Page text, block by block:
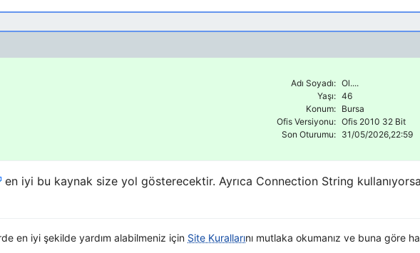
Adı Soyadı: Ol....
Yaşı: 46
Konum: Bursa
Ofis Versiyonu: Ofis 2010 32 Bit
Son Oturumu: 31/05/2026,22:59
en iyi bu kaynak size yol gösterecektir. Ayrıca Connection String
en iyi şekilde yardım alabilmeniz için Site Kurallarını mutlaka okumanız ve buna göre